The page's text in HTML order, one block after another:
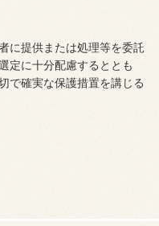
に提供または処理等を委託
定に十分配慮するととも
で確実な保護措置を講じる